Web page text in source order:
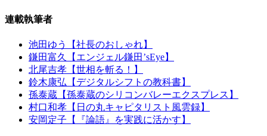
連載執筆者
池田ゆう【社長のおしゃれ】
鎌田富久【エンジェル鎌田’sEye】
北尾吉孝【世相を斬る！】
鈴木康弘【デジタルシフトの教科書】
孫泰蔵【孫泰蔵のシリコンバレーエクスプレス】
村口和孝【日の丸キャピタリスト風雲録】
安岡定子【『論語』を実践に活かす】